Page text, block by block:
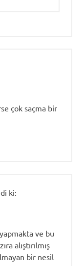
çok saçma bir
ki:
ve bu
alıştırılmış
bir nesil